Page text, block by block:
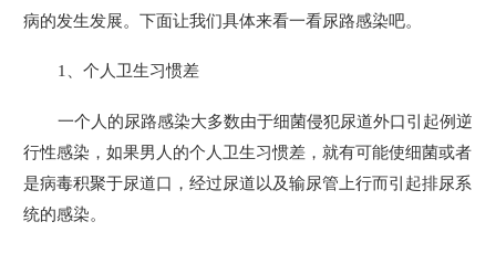
病的发生发展。下面让我们具体来看一看尿路感染吧。
1、个人卫生习惯差
一个人的尿路感染大多数由于细菌侵犯尿道外口引起例逆
行性感染，如果男人的个人卫生习惯差，就有可能使细菌或者
是病毒积聚于尿道口，经过尿道以及输尿管上行而引起排尿系
统的感染。